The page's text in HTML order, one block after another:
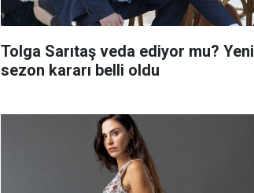
Tolga Sarıtaş veda ediyor mu? Yeni
sezon kararı belli oldu